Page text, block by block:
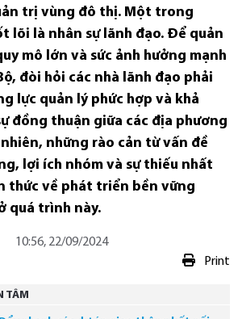
trị vùng đô thị. Một trong
lõi là nhân sự lãnh đạo. Để quản
mô lớn và sức ảnh hưởng mạnh
đòi hỏi các nhà lãnh đạo phải
lực quản lý phức hợp và khả
đồng thuận giữa các địa phương
những rào cản từ vấn đề
lợi ích nhóm và sự thiếu nhất
thức về phát triển bền vững
quá trình này.
10:56, 22/09/2024
Print
TÂM